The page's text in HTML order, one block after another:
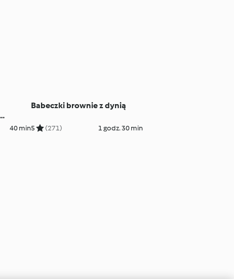
40 min
Babeczki brownie z dynią
5 (271) 1 godz. 30 min